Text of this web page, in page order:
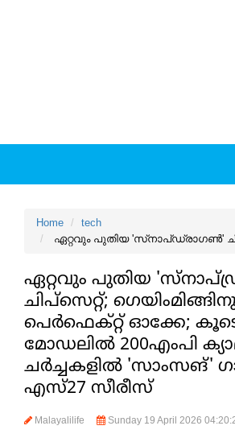
Home
tech
ഏറ്റവും പുതിയ 'സ്‌നാപ്ഡ്രാഗണ്‍'
ഏറ്റവും പുതിയ
ചിപ്‌സെറ്റ്;
പെര്‍ഫെക്റ്റ് ഓക്കേ;
മോഡലില്‍ 200എംപി
ചര്‍ച്ചകളില്‍ 'സാംസങ്'
എസ്27 സീരീസ്
Malayalilife Sunday 19 April 2026